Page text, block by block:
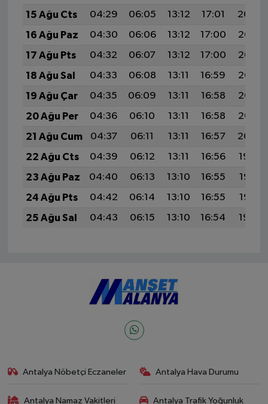
15 Ağu Cts
04:29 06:05 13:12 17:01
20:09
16 Ağu Paz
04:30 06:06 13:12 17:00
20:07
17 Ağu Pts
04:32 06:07 13:12 17:00
20:06
18 Ağu Sal
04:33 06:08 13:11 16:59
20:05
19 Ağu Çar
04:35 06:09 13:11 16:58
20:03
20 Ağu Per
04:36 06:10 13:11 16:58
20:02
21 Ağu Cum
04:37 06:11 13:11 16:57
20:00
22 Ağu Cts
04:39 06:12 13:11 16:56
19:59
23 Ağu Paz
04:40 06:13 13:10 16:55
19:57
24 Ağu Pts
04:42 06:14 13:10 16:55
19:56
25 Ağu Sal
04:43 06:15 13:10 16:54 19:54
Antalya Nöbetçi Eczaneler Antalya Hava Durumu
Antalya Namaz Vakitleri Antalya Trafik Yoğunluk